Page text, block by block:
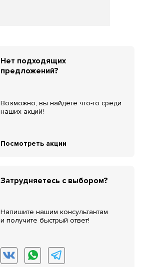
Нет подходящих
предложений?
Возможно, вы найдёте что-то среди
наших акций!
Посмотреть акции
Затрудняетесь с выбором?
Напишите нашим консультантам
и получите быстрый ответ!